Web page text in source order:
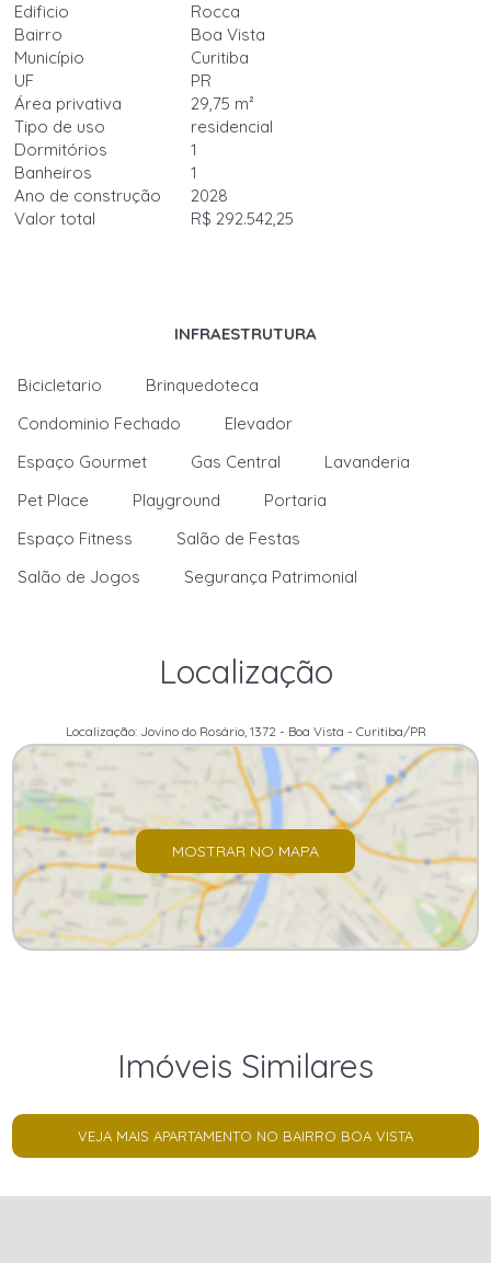
Edificio
Rocca
Bairro
Boa Vista
Município
Curitiba
UF
PR
Área privativa
29,75 m²
Tipo de uso
residencial
Dormitórios
1
Banheiros
1
Ano de construção
2028
Valor total
R$ 292.542,25
INFRAESTRUTURA
Bicicletario
Brinquedoteca
Condominio Fechado
Elevador
Espaço Gourmet
Gas Central
Lavanderia
Pet Place
Playground
Portaria
Espaço Fitness
Salão de Festas
Salão de Jogos
Segurança Patrimonial
Localização
Localização: Jovino do Rosário, 1372 - Boa Vista - Curitiba/PR
MOSTRAR NO MAPA
Imóveis Similares
VEJA MAIS APARTAMENTO NO BAIRRO BOA VISTA